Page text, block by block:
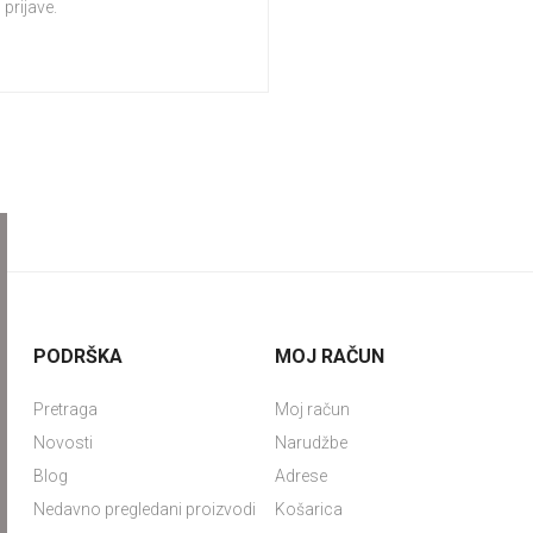
PODRŠKA
Pretraga
Novosti
Blog
Nedavno pregledani proizvodi
MOJ RAČUN
Moj račun
Narudžbe
Adrese
Košarica